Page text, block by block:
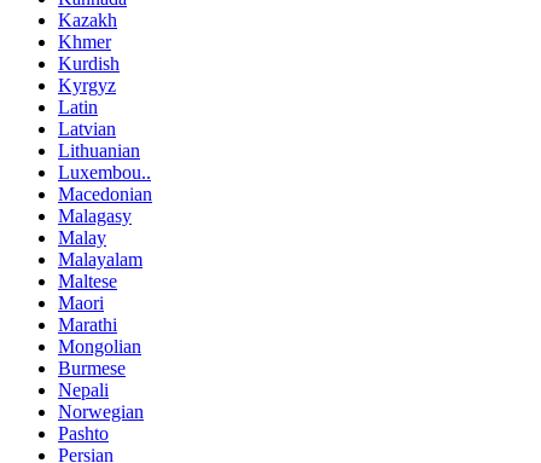
Kazakh
Khmer
Kurdish
Kyrgyz
Latin
Latvian
Lithuanian
Luxembou..
Macedonian
Malagasy
Malay
Malayalam
Maltese
Maori
Marathi
Mongolian
Burmese
Nepali
Norwegian
Pashto
Persian